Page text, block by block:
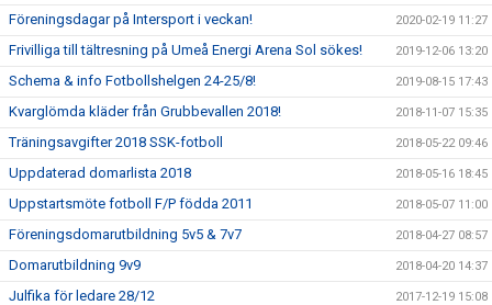
Föreningsdagar på Intersport i veckan! 2020-02-19 11:27
Frivilliga till tältresning på Umeå Energi Arena Sol sökes! 2019-12-06 13:20
Schema & info Fotbollshelgen 24-25/8! 2019-08-15 17:43
Kvarglömda kläder från Grubbevallen 2018! 2018-11-07 15:35
Träningsavgifter 2018 SSK-fotboll 2018-05-22 09:46
Uppdaterad domarlista 2018 2018-05-16 18:45
Uppstartsmöte fotboll F/P födda 2011 2018-05-07 11:00
Föreningsdomarutbildning 5v5 & 7v7 2018-04-27 08:57
Domarutbildning 9v9 2018-04-20 14:37
Julfika för ledare 28/12 2017-12-19 15:08